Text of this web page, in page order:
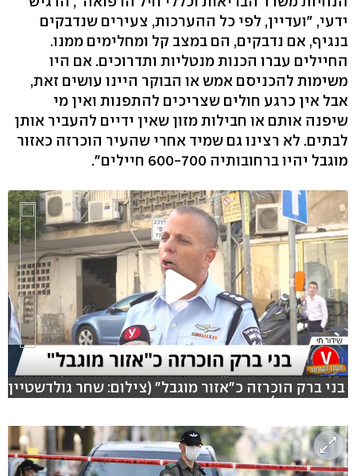
ידעי, "ועדיין, לפי כל ההערכות, צעירים שנדבקים
בנגיף, אם נדבקים, הם במצב קל ומחלימים ממנו.
החיילים עברו הכנות מנטליות ותדרוכים. אם היו
משימות להכניסם אמש או הבוקר היינו עושים זאת,
אבל אין כרגע חולים שצריכים להתפנות ואין מי
שיפנה אותם או חבילות מזון שאין ידיים להעביר אותן
לבתים. לא רצינו גם שמיד אחרי שהעיר הוכרזה כאזור
מוגבל יהיו ברחובותיה 600-700 חיילים".
בני ברק הוכרזה כ"אזור מוגבל" (צילום: שחר גולדשטיין,
משי בן עמי)